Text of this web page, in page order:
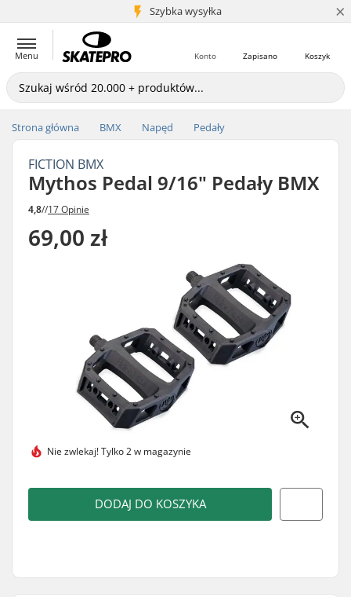
Szybka wysyłka
5+ mln klientów ×
Menu Koszyk
Zapisano
Konto
Strona główna BMX Napęd Pedały
FICTION BMX
Mythos Pedal 9/16" Pedały BMX
4,8//17 Opinie
69,00 zł
Nie zwlekaj!Tylko 2 w magazynie
DODAJ DO KOSZYKA